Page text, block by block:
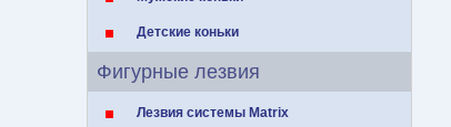
Детские коньки
Фигурные лезвия
Лезвия системы Matrix